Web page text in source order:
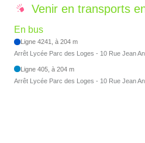
Venir en transports
En bus
Ligne 4241, à 204 m
Arrêt Lycée Parc des Loges - 10 Rue Jean
Ligne 405, à 204 m
Arrêt Lycée Parc des Loges - 10 Rue Jean